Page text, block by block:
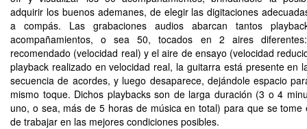
adquirir los buenos ademanes, de elegir las digitaciones
a compás. Las grabaciones audios abarcan tantos
acompañamientos, o sea 50, tocados en 2 aires
recomendado (velocidad real) y el aire de ensayo (velocidad
playback realizado en velocidad real, la guitarra está presente en
secuencia de acordes, y luego desaparece, dejándole espacio
mismo toque. Dichos playbacks son de larga duración (3 o 4
uno, o sea, más de 5 horas de música en total) para que se tome
de trabajar en las mejores condiciones posibles.